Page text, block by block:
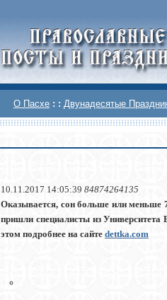
О Пасхе : : Двунадесятые
10.11.2017 14:05:39 84874264135
Оказывается, сон больше или меньше
пришли специалисты из
этом подробнее на сайте dettka.com